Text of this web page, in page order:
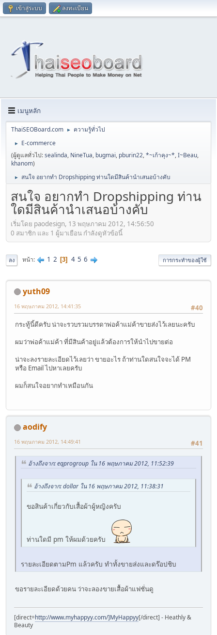
เข้าสู่ระบบ ลงทะเบียน
เมนูหลัก
ThaiSEOBoard.com ► ความรู้ทั่วไป
►
E-commerce
(ผู้ดูแลทั่วไป:sealinda, NineTua, bugmai, pburin22,*~เก้าคุง~*,I~Beau,
khanom)
► สนใจ อยากทำ Dropshipping ท่านใดมีสินค้านำเสนอบ้างคับ
สนใจ อยากทำ Dropshipping ท่าน
ใดมีสินค้านำเสนอบ้างคับ
เริ่มโดย paodesign, 13 พฤษภาคม 2012, 14:56:50
0 สมาชิก และ 1 ผู้มาเยือน กำลังดูหัวข้อนี้
ลง หน้า 1 2 3 4 5 6 การกระทำของผู้ใช้
yuth09
#40
16 พฤษภาคม 2012, 14:41:35
กระทู้นี้ดีครับ น่าจะรวบรวมบรรดาพ่อค้าแม่ค้าขายส่งไว้เลยนะครับ
ผมว่าพ่อค้าแม่ค้า ที่มีสินค้าอยู่แล้วต้องการให้นำไปขายต่อ
น่าจะลงรายละเอียดไว้เลยว่า ขายอะไร ถ้าท่านใดสนใจจะได้ PM
หรือ Email ไปหาเลยครับ
ผมก็สนใจอยากทำเหมือนกัน
aodify
#41
16 พฤษภาคม 2012, 14:49:41
อ้างถึงจาก: eqprogroup ใน 16 พฤษภาคม 2012, 11:52:39
อ้างถึงจาก: dollar ใน 16 พฤษภาคม 2012, 11:38:31
ขอสินค้าเกี่ยวกับเสื้อผ้าผู้หญิงครับ
ท่านใดมี pm ให้ผมด้วยครับ
รายละเอียดตามPm แล้วครับ ทำทั้งขายส่งและดร๊อปชิบ
ขอรายละเอียดด้วยคน ว่าจะลองขายเสื้อผ้าแฟชั่นดู
[direct=http://www.myhappyy.com/]MyHappyy[/direct] - Heathly &
Beauty